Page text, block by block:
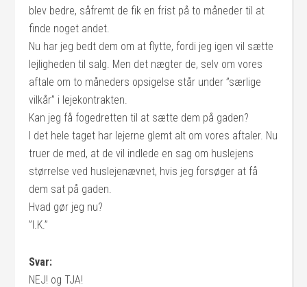
blev bedre, såfremt de fik en frist på to måneder til at
finde noget andet.
Nu har jeg bedt dem om at flytte, fordi jeg igen vil sætte
lejligheden til salg. Men det nægter de, selv om vores
aftale om to måneders opsigelse står under ”særlige
vilkår” i lejekontrakten.
Kan jeg få fogedretten til at sætte dem på gaden?
I det hele taget har lejerne glemt alt om vores aftaler. Nu
truer de med, at de vil indlede en sag om huslejens
størrelse ved huslejenævnet, hvis jeg forsøger at få
dem sat på gaden.
Hvad gør jeg nu?
”I.K.”
Svar:
NEJ! og TJA!